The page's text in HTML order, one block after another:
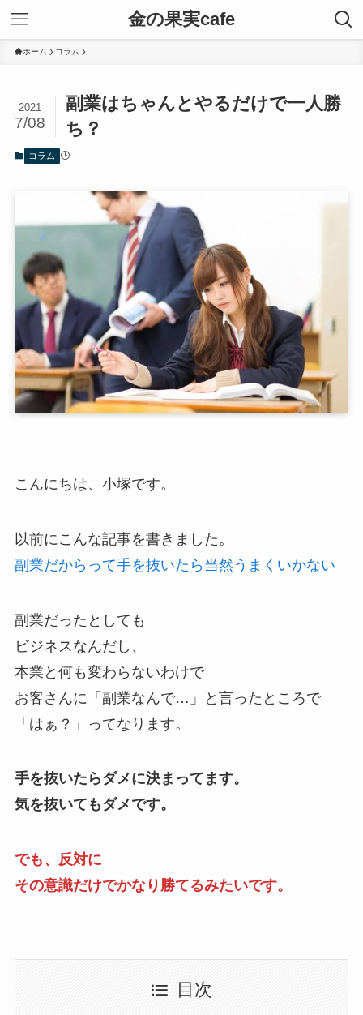
金の果実cafe
ホーム コラム
副業はちゃんとやるだけで一人勝
ち？
2021
7/08
コラム
こんにちは、小塚です。
以前にこんな記事を書きました。
副業だからって手を抜いたら当然うまくいかない
副業だったとしても
ビジネスなんだし、
本業と何も変わらないわけで
お客さんに「副業なんで…」と言ったところで
「はぁ？」ってなります。
手を抜いたらダメに決まってます。
気を抜いてもダメです。
でも、反対に
その意識だけでかなり勝てるみたいです。
目次